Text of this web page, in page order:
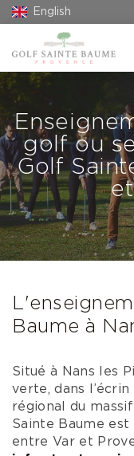
English
golf ou
Golf
Baume à
Situé à Nans les
verte, dans
régional du
Sainte Baume est
entre Var et